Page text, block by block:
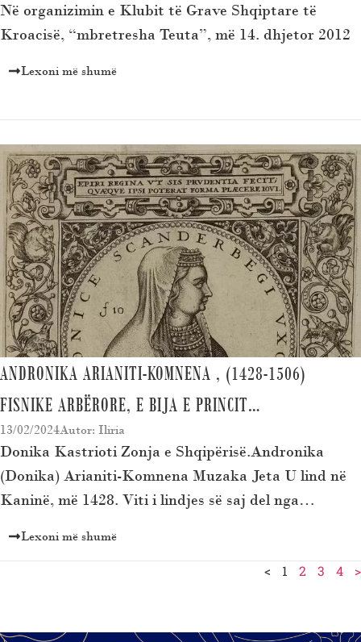
Në organizimin e Klubit të Grave Shqiptare të
Kroacisë, “mbretresha Teuta”, më 14. dhjetor 2012
Lexoni më shumë
ANDRONIKA ARIANITI-KOMNENA , (1428-1506)
FISNIKE ARBËRORE, E BIJA E PRINCIT…
13/02/2024Autor: Iliria
Donika Kastrioti Zonja e Shqipërisë.Andronika
(Donika) Arianiti-Komnena Muzaka Jeta U lind në
Kaninë, më 1428. Viti i lindjes së saj del nga…
Lexoni më shumë
< 1 2 3 4 >